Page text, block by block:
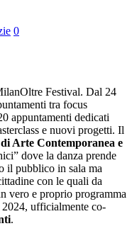
0
Festival. Dal 24
tra focus
appuntamenti dedicati
e nuovi progetti. Il
Arte Contemporanea e
dove la danza prende
il pubblico in sala ma
con le quali da
vero e proprio programma
ufficialmente co-
.